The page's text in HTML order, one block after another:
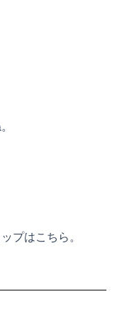
プはこちら。